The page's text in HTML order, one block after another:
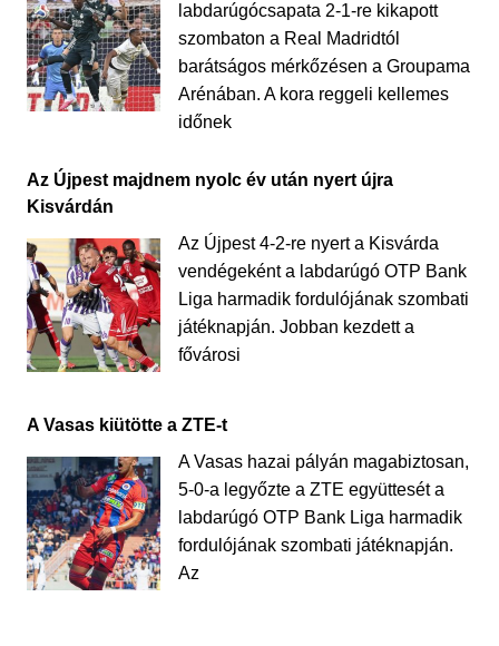
labdarúgócsapata 2-1-re kikapott
szombaton a Real Madridtól
barátságos mérkőzésen a Groupama
Arénában. A kora reggeli kellemes
időnek
Az Újpest majdnem nyolc év után nyert újra
Kisvárdán
Az Újpest 4-2-re nyert a Kisvárda
vendégeként a labdarúgó OTP Bank
Liga harmadik fordulójának szombati
játéknapján. Jobban kezdett a
fővárosi
A Vasas kiütötte a ZTE-t
A Vasas hazai pályán magabiztosan,
5-0-a legyőzte a ZTE együttesét a
labdarúgó OTP Bank Liga harmadik
fordulójának szombati játéknapján.
Az